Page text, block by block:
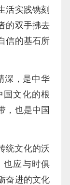
活实践镌刻
的双手拂去
信的基石所
深，是中华
国文化的根
，也是中国
统文化的沃
也应与时俱
奋进的文化